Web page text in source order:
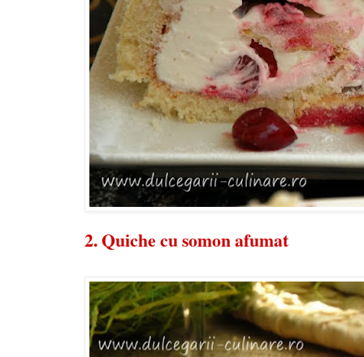
2.Quiche cu somon afumat